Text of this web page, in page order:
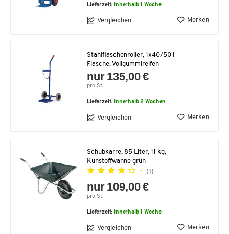
Lieferzeit:innerhalb 1 Woche
Vergleichen Merken
Stahlflaschenroller, 1x40/50 l
Flasche, Vollgummireifen
nur 135,00 €
pro St.
Lieferzeit:innerhalb 2 Wochen
Vergleichen Merken
Schubkarre, 85 Liter, 11 kg,
Kunstoffwanne grün
(1)
nur 109,00 €
pro St.
Lieferzeit:innerhalb 1 Woche
Vergleichen Merken